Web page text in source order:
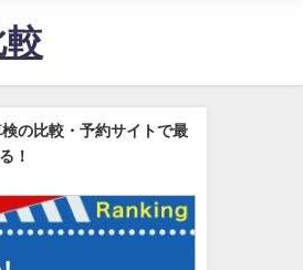
の比較・予約サイトで最
！